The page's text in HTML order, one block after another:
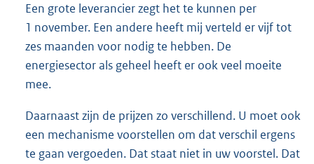
Een grote leverancier zegt het te kunnen per
1 november. Een andere heeft mij verteld er vijf tot
zes maanden voor nodig te hebben. De
energiesector als geheel heeft er ook veel moeite
mee.
Daarnaast zijn de prijzen zo verschillend. U moet ook
een mechanisme voorstellen om dat verschil ergens
te gaan vergoeden. Dat staat niet in uw voorstel. Dat